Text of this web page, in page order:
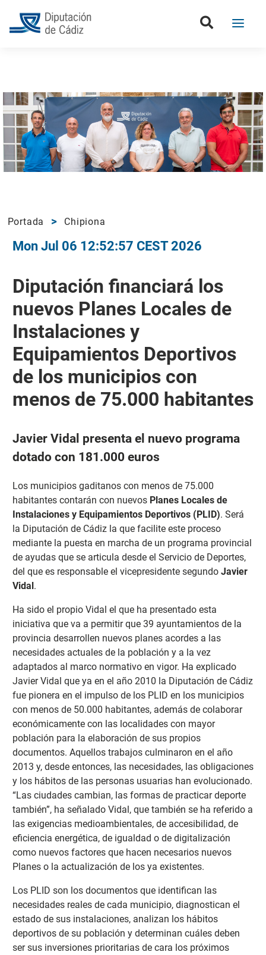
Portada Chipiona
Mon Jul 06 12:52:57 CEST 2026
Diputación financiará los
nuevos Planes Locales de
Instalaciones y
Equipamientos Deportivos
de los municipios con
menos de 75.000 habitantes
Javier Vidal presenta el nuevo programa
dotado con 181.000 euros
Los municipios gaditanos con menos de 75.000
habitantes contarán con nuevos Planes Locales de
Instalaciones y Equipamientos Deportivos (PLID). Será
la Diputación de Cádiz la que facilite este proceso
mediante la puesta en marcha de un programa provincial
de ayudas que se articula desde el Servicio de Deportes,
del que es responsable el vicepresidente segundo Javier
Vidal.
Ha sido el propio Vidal el que ha presentado esta
iniciativa que va a permitir que 39 ayuntamientos de la
provincia desarrollen nuevos planes acordes a las
necesidades actuales de la población y a la vez
adaptados al marco normativo en vigor. Ha explicado
Javier Vidal que ya en el año 2010 la Diputación de Cádiz
fue pionera en el impulso de los PLID en los municipios
con menos de 50.000 habitantes, además de colaborar
económicamente con las localidades con mayor
población para la elaboración de sus propios
documentos. Aquellos trabajos culminaron en el año
2013 y, desde entonces, las necesidades, las obligaciones
y los hábitos de las personas usuarias han evolucionado.
“Las ciudades cambian, las formas de practicar deporte
también”, ha señalado Vidal, que también se ha referido a
las exigencias medioambientales, de accesibilidad, de
eficiencia energética, de igualdad o de digitalización
como nuevos factores que hacen necesarios nuevos
Planes o la actualización de los ya existentes.
Los PLID son los documentos que identifican las
necesidades reales de cada municipio, diagnostican el
estado de sus instalaciones, analizan los hábitos
deportivos de su población y determinan cuáles deben
ser sus inversiones prioritarias de cara los próximos